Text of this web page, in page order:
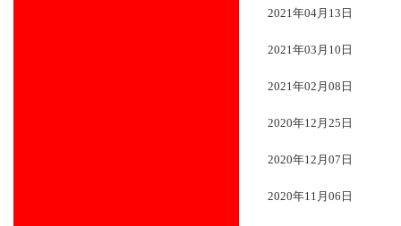
2021年04月13日
2021年03月10日
2021年02月08日
2020年12月25日
2020年12月07日
2020年11月06日